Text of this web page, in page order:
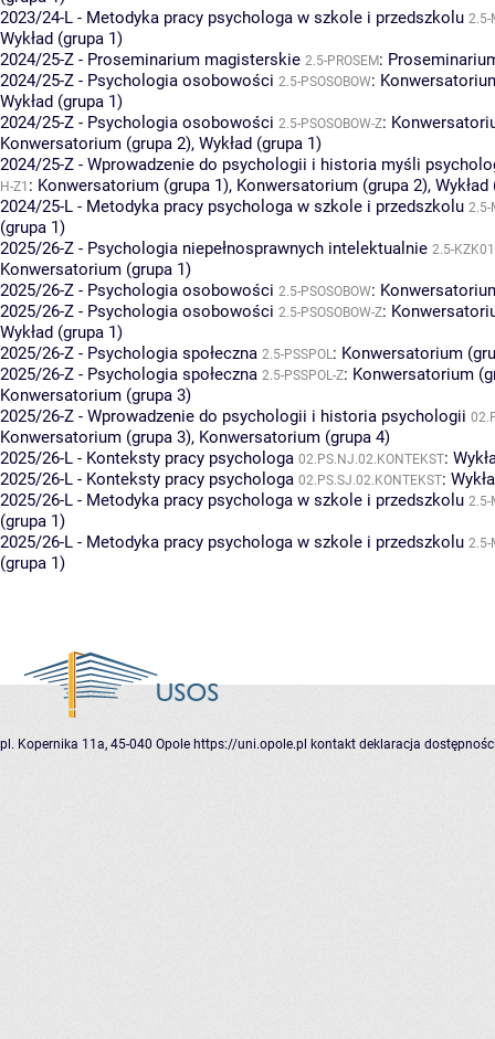
2023/24-L - Metodyka pracy psychologa w szkole i przedszkolu 2.5-
Wykład (grupa 1)
2024/25-Z - Proseminarium magisterskie 2.5-PROSEM:
2024/25-Z - Psychologia osobowości 2.5-PSOSOBOW:
Wykład (grupa 1)
2024/25-Z - Psychologia osobowości 2.5-PSOSOBOW-Z:
Konwersatorium (grupa 2), Wykład (grupa 1)
2024/25-Z - Wprowadzenie do psychologii i historia myśli
H-Z1 : Konwersatorium (grupa 1), Konwersatorium (grupa 2),
2024/25-L - Metodyka pracy psychologa w szkole i przedszkolu 2.5-
(grupa 1)
2025/26-Z - Psychologia niepełnosprawnych intelektualnie 2.5-
Konwersatorium (grupa 1)
2025/26-Z - Psychologia osobowości 2.5-PSOSOBOW:
2025/26-Z - Psychologia osobowości 2.5-PSOSOBOW-Z:
Wykład (grupa 1)
2025/26-Z - Psychologia społeczna 2.5-PSSPOL: Konwersatorium
2025/26-Z - Psychologia społeczna 2.5-PSSPOL-Z: Konwersatorium
Konwersatorium (grupa 3)
2025/26-Z - Wprowadzenie do psychologii i historia psychologii
Konwersatorium (grupa 3), Konwersatorium (grupa 4)
2025/26-L - Konteksty pracy psychologa 02.PS.NJ.02.KONTEKST:
2025/26-L - Konteksty pracy psychologa 02.PS.SJ.02.KONTEKST:
2025/26-L - Metodyka pracy psychologa w szkole i przedszkolu 2.5-
(grupa 1)
2025/26-L - Metodyka pracy psychologa w szkole i przedszkolu 2.5-
(grupa 1)
pl. Kopernika 11a, 45-040 Opole https://uni.opole.pl kontakt deklaracja